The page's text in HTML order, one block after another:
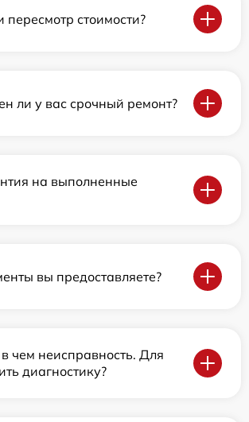
стоимости?
ли у вас срочный ремонт?
на выполненные
вы предоставляете?
чем неисправность. Для
диагностику?